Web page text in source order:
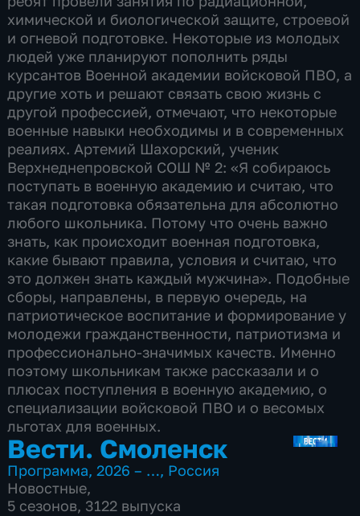
химической и биологической защите, строевой
и огневой подготовке. Некоторые из молодых
людей уже планируют пополнить ряды
курсантов Военной академии войсковой ПВО, а
другие хоть и решают связать свою жизнь с
другой профессией, отмечают, что некоторые
военные навыки необходимы и в современных
реалиях. Артемий Шахорский, ученик
Верхнеднепровской СОШ № 2: «Я собираюсь
поступать в военную академию и считаю, что
такая подготовка обязательна для абсолютно
любого школьника. Потому что очень важно
знать, как происходит военная подготовка,
какие бывают правила, условия и считаю, что
это должен знать каждый мужчина». Подобные
сборы, направлены, в первую очередь, на
патриотическое воспитание и формирование у
молодежи гражданственности, патриотизма и
профессионально-значимых качеств. Именно
поэтому школьникам также рассказали и о
плюсах поступления в военную академию, о
специализации войсковой ПВО и о весомых
льготах для военных.
Вести. Смоленск
Программа,2026 – …, Россия
Новостные,
5 сезонов, 3122 выпуска